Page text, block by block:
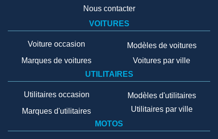
Nous contacter
VOITURES
Voiture occasion
Marques de voitures
Modèles de voitures
Voitures par ville
UTILITAIRES
Utilitaires occasion
Marques d'utilitaires
Modèles d'utilitaires
Utilitaires par ville
MOTOS